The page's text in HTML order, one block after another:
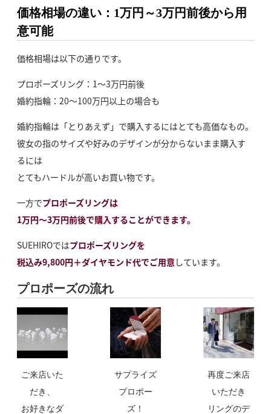
価格相場の違い：1万円～3万円前後から用
意可能
価格相場は以下の通りです。
プロポーズリング：1～3万円前後
婚約指輪：20～100万円以上の場合も
婚約指輪は「とりあえず」で購入するにはとても高価なもの。
彼女の指のサイズや好みのデザインが分からないまま購入す
るには
とてもハードルが高いお買い物です。
一方でプロポーズリングは
1万円～3万円前後で購入することができます。
SUEHIROではプロポーズリングを
税込み9,800円＋ダイヤモンド代でご用意しています。
プロポーズの流れ
ご来店いた
だき、
お好きなダ
サプライズ
プロポー
ズ！
再度ご来店
いただき
リングのデ